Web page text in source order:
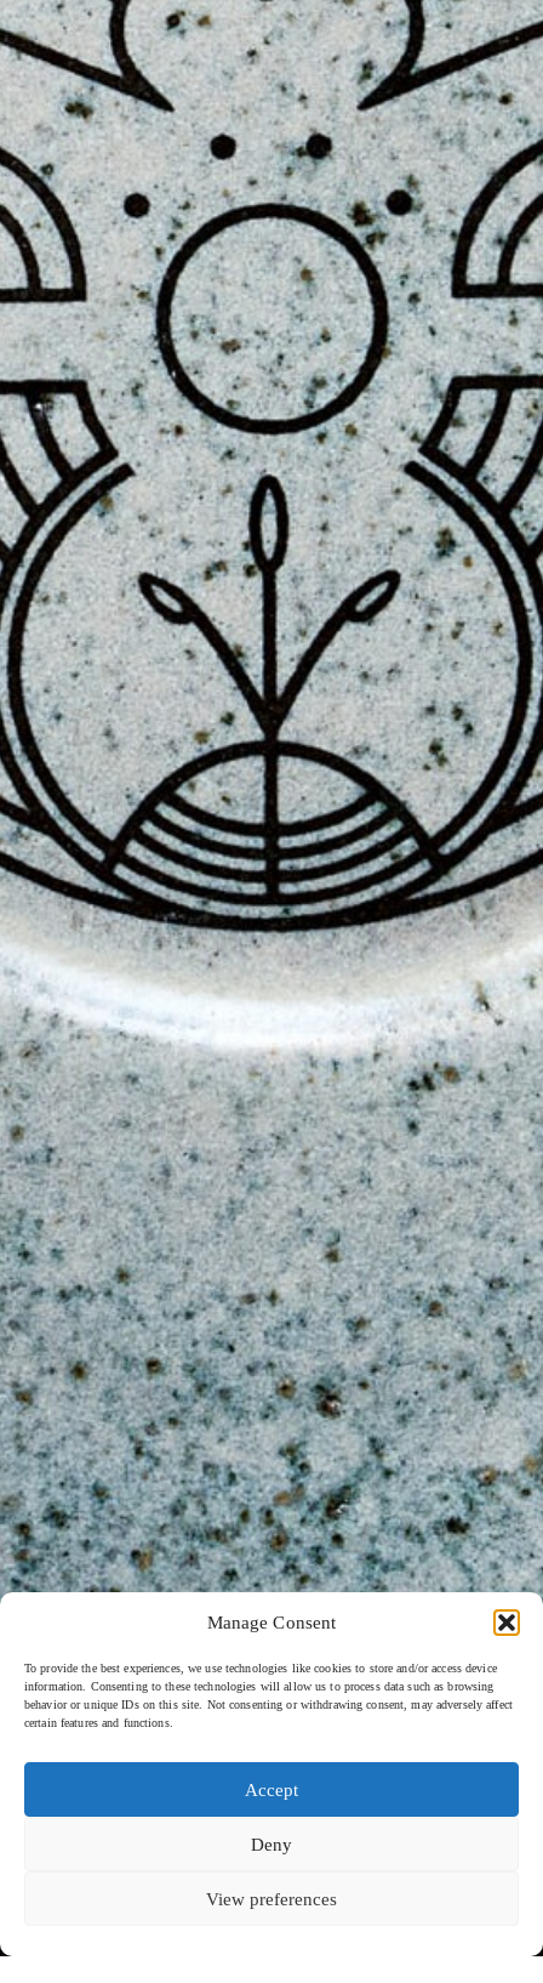
Manage Consent
To provide the best experiences, we use technologies like cookies to store and/or access device
information. Consenting to these technologies will allow us to process data such as browsing
behavior or unique IDs on this site. Not consenting or withdrawing consent, may adversely affect
certain features and functions.
Accept
Deny
View preferences
イスマヤ
ボマ・ビーチクラブ55
ラゴ・バリ
発酵と切断57
カフェ・キツネ58
カフェ・キツネ 59
熟成・解体 60
カフェ・キツネ 61
熟成・解体
カフェ・キツネ63
カペラ台北